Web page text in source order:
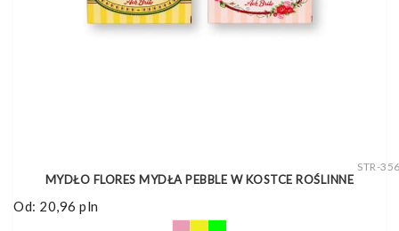
STR-
MYDŁO FLORES MYDŁA PEBBLE W KOSTCE ROŚLINNE
Od: 20,96 pln